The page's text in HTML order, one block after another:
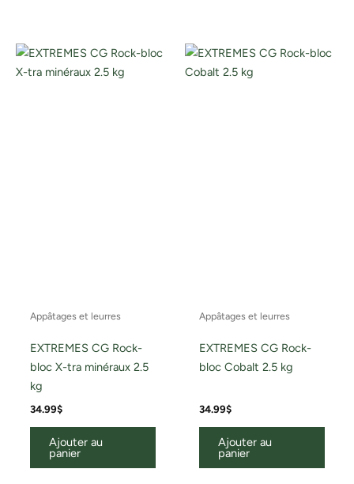
Appâtages et leurres
EXTREMES CG Rock-
bloc X-tra minéraux 2.5
kg
34.99$
Ajouter au
panier
Appâtages et leurres
EXTREMES CG Rock-
bloc Cobalt 2.5 kg
34.99$
Ajouter au
panier